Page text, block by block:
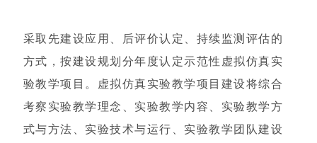
采取先建设应用、后评价认定、持续监测评估的
方式，按建设规划分年度认定示范性虚拟仿真实
验教学项目。虚拟仿真实验教学项目建设将综合
考察实验教学理念、实验教学内容、实验教学方
式与方法、实验技术与运行、实验教学团队建设